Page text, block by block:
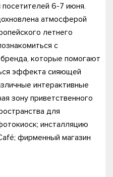
6-7 июня.
атмосферой
летнего
с
которые помогают
эффекта сияющей
интерактивные
зону приветственного
для
инсталляцию
фирменный магазин